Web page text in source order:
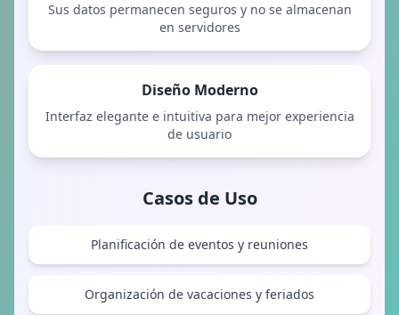
Sus datos permanecen seguros y no se almacenan
en servidores
Diseño Moderno
Interfaz elegante e intuitiva para mejor experiencia
de usuario
Casos de Uso
Planificación de eventos y reuniones
Organización de vacaciones y feriados